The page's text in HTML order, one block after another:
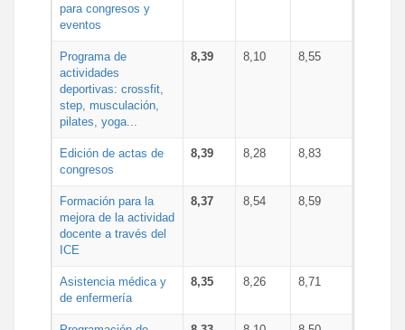
para congresos y
eventos
Programa de
actividades
deportivas: crossfit,
step, musculación,
pilates, yoga...
8,39 8,10 8,55
Edición de actas de
congresos
8,39 8,28 8,83
Formación para la
mejora de la actividad
docente a través del
ICE
8,37 8,54 8,59
Asistencia médica y
de enfermería
8,35 8,26 8,71